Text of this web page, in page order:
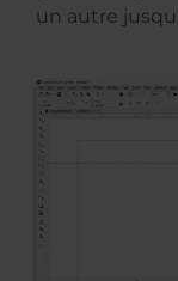
un autre